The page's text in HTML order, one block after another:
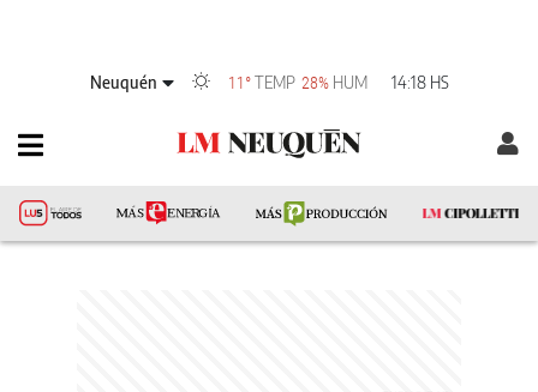
Neuquén 11° TEMP 28% HUM 14:18 HS